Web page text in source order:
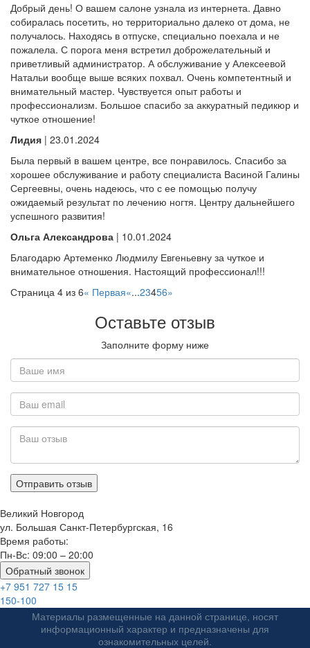
Добрый день! О вашем салоне узнала из интернета. Давно
собиралась посетить, но территориально далеко от дома, не
получалось. Находясь в отпуске, специально поехала и не
пожалела. С порога меня встретил доброжелательный и
приветливый администратор. А обслуживание у Алексеевой
Натальи вообще выше всяких похвал. Очень компетентный и
внимательный мастер. Чувствуется опыт работы и
профессионализм. Большое спасибо за аккуратный педикюр и
чуткое отношение!
Лидия | 23.01.2024
Была первый в вашем центре, все понравилось. Спасибо за
хорошее обслуживание и работу специалиста Васиной Галины
Сергеевны, очень надеюсь, что с ее помощью получу
ожидаемый результат по лечению ногтя. Центру дальнейшего
успешного развития!
Ольга Александрова | 10.01.2024
Благодарю Артеменко Людмилу Евгеньевну за чуткое и
внимательное отношения. Настоящий профессионал!!!
Страница 4 из 6« Первая«...23456»
Оставьте отзыв
Заполните форму ниже
Великий Новгород
ул. Большая Санкт-Петербургская, 16
Время работы:
Пн-Вс: 09:00 – 20:00
Обратный звонок
+7 951 727 15 15
150-100
Материалы размещенные на данной странице, носят
информационный характер и предназначены для
ознакомительных целей.